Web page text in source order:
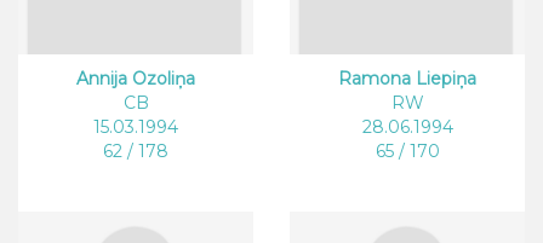
Annija Ozoliņa
CB
15.03.1994
62 / 178
Ramona Liepiņa
RW
28.06.1994
65 / 170